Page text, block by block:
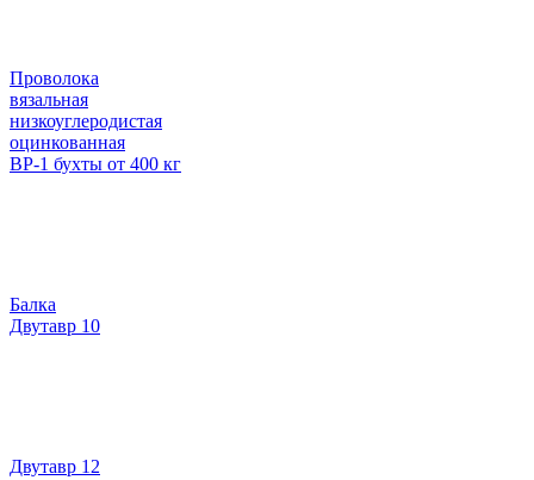
Проволока
вязальная
низкоуглеродистая
оцинкованная
ВР-1 бухты от 400 кг
Балка
Двутавр 10
Двутавр 12